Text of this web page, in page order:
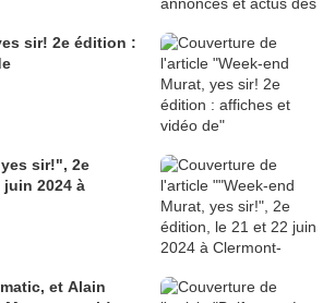
sir! 2e édition :
sir!", 2e
2024 à